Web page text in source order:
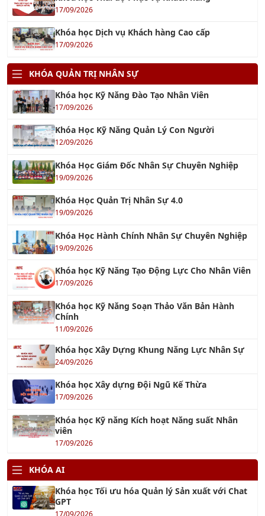
17/09/2026
Khóa học Dịch vụ Khách hàng Cao cấp
17/09/2026
KHÓA QUẢN TRỊ NHÂN SỰ
Khóa học Kỹ Năng Đào Tạo Nhân Viên
17/09/2026
Khóa Học Kỹ Năng Quản Lý Con Người
12/09/2026
Khóa Học Giám Đốc Nhân Sự Chuyên Nghiệp
19/09/2026
Khóa Học Quản Trị Nhân Sự 4.0
19/09/2026
Khóa Học Hành Chính Nhân Sự Chuyên Nghiệp
19/09/2026
Khóa học Kỹ Năng Tạo Động Lực Cho Nhân Viên
17/09/2026
Khóa học Kỹ Năng Soạn Thảo Văn Bản Hành
Chính
11/09/2026
Khóa học Xây Dựng Khung Năng Lực Nhân Sự
24/09/2026
Khóa học Xây dựng Đội Ngũ Kế Thừa
17/09/2026
Khóa học Kỹ năng Kích hoạt Năng suất Nhân
viên
17/09/2026
KHÓA AI
Khóa học Tối ưu hóa Quản lý Sản xuất với Chat
GPT
17/09/2026